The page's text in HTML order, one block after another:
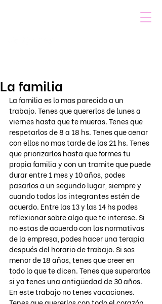
La familia
La familia es lo mas parecido a un
trabajo. Tenes que quererlos de lunes a
viernes hasta que te mueras. Tenes que
respetarlos de 8 a 18 hs. Tenes que cenar
con ellos no mas tarde de las 21 hs. Tenes
que priorizarlos hasta que formes tu
propia familia y con un tramite que puede
durar entre 1 mes y 10 años, podes
pasarlos a un segundo lugar, siempre y
cuando todos los integrantes estén de
acuerdo. Entre las 13 y las 14 hs podes
reflexionar sobre algo que te interese. Si
no estas de acuerdo con las normativas
de la empresa, podes hacer una terapia
después del horario de trabajo. Si sos
menor de 18 años, tenes que creer en
todo lo que te dicen. Tenes que superarlos
si ya tenes una antigüedad de 30 años.
En este trabajo no tenes vacaciones.